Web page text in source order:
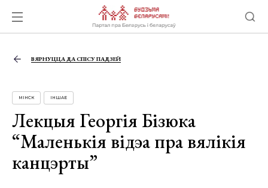
ВЯРНУЦЦА ДА СПІСУ ПАДЗЕЙ
МІНСК ІНШАЕ
Лекцыя Георгія Бізюка
“Маленькія відэа пра вялікія
канцэрты”